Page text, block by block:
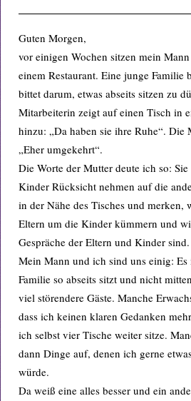
Guten Morgen,
vor einigen Wochen sitzen mein
einem Restaurant. Eine junge Familie
bittet darum, etwas abseits sitzen zu
Mitarbeiterin zeigt auf einen Tisch in
hinzu: „Da haben sie ihre Ruhe“. Die
„Eher umgekehrt“.
Die Worte der Mutter deute ich so:
Kinder Rücksicht nehmen auf die
in der Nähe des Tisches und merken,
Eltern um die Kinder kümmern und
Gespräche der Eltern und Kinder sind.
Mein Mann und ich sind uns einig: Es
Familie so abseits sitzt und nicht
viel störendere Gäste. Manche
dass ich keinen klaren Gedanken
ich selbst vier Tische weiter sitze.
dann Dinge auf, denen ich gerne
würde.
Da weiß eine alles besser und ein